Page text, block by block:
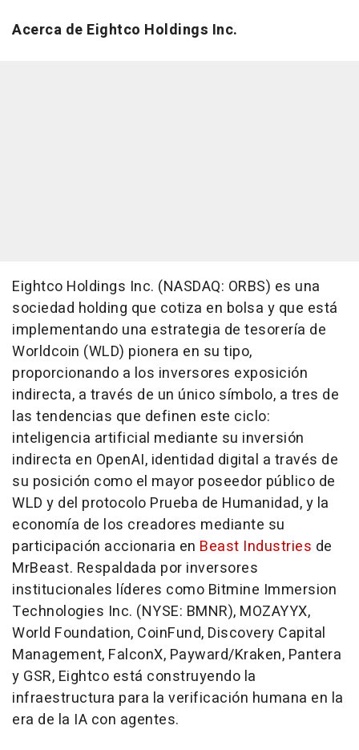
Acerca de Eightco Holdings Inc.
Eightco Holdings Inc. (NASDAQ: ORBS) es una
sociedad holding que cotiza en bolsa y que está
implementando una estrategia de tesorería de
Worldcoin (WLD) pionera en su tipo,
proporcionando a los inversores exposición
indirecta, a través de un único símbolo, a tres de
las tendencias que definen este ciclo:
inteligencia artificial mediante su inversión
indirecta en OpenAI, identidad digital a través de
su posición como el mayor poseedor público de
WLD y del protocolo Prueba de Humanidad, y la
economía de los creadores mediante su
participación accionaria en Beast Industries de
MrBeast. Respaldada por inversores
institucionales líderes como Bitmine Immersion
Technologies Inc. (NYSE: BMNR), MOZAYYX,
World Foundation, CoinFund, Discovery Capital
Management, FalconX, Payward/Kraken, Pantera
y GSR, Eightco está construyendo la
infraestructura para la verificación humana en la
era de la IA con agentes.